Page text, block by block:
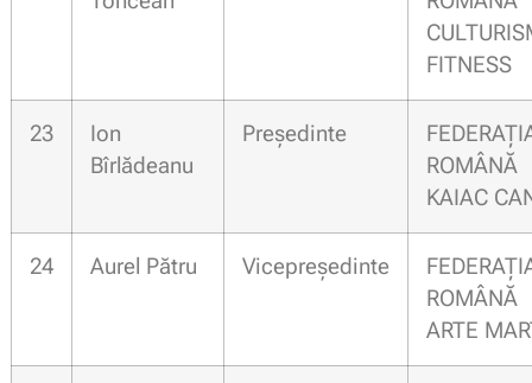
FITNESS
23
Ion
Bîrlădeanu
Președinte
KAIAC
24 Aurel Pătru Vicepreședinte
ARTE